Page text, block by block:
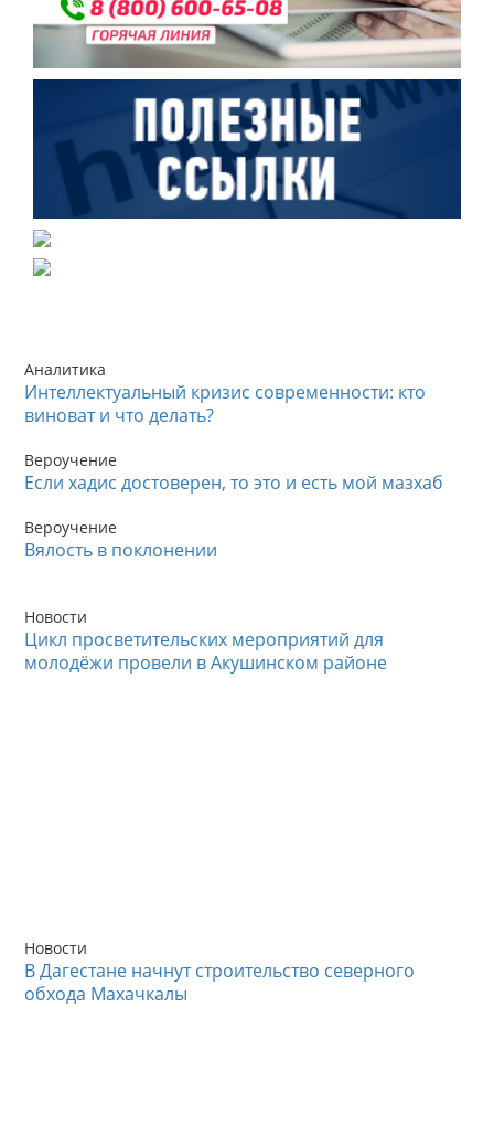
Аналитика
Интеллектуальный кризис современности: кто
виноват и что делать?
Вероучение
Если хадис достоверен, то это и есть мой мазхаб
Вероучение
Вялость в поклонении
Новости
Цикл просветительских мероприятий для
молодёжи провели в Акушинском районе
Новости
В Дагестане начнут строительство северного
обхода Махачкалы